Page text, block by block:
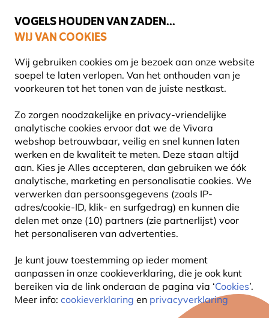
VOGELS HOUDEN VAN ZADEN...
WIJ VAN COOKIES
Wij gebruiken cookies om je bezoek aan onze website
soepel te laten verlopen. Van het onthouden van je
voorkeuren tot het tonen van de juiste nestkast.
Zo zorgen noodzakelijke en privacy-vriendelijke
analytische cookies ervoor dat we de Vivara
webshop betrouwbaar, veilig en snel kunnen laten
werken en de kwaliteit te meten. Deze staan altijd
aan. Kies je Alles accepteren, dan gebruiken we óók
analytische, marketing en personalisatie cookies. We
verwerken dan persoonsgegevens (zoals IP-
adres/cookie-ID, klik- en surfgedrag) en kunnen die
delen met onze (10) partners (zie partnerlijst) voor
het personaliseren van advertenties.
Je kunt jouw toestemming op ieder moment
aanpassen in onze cookieverklaring, die je ook kunt
bereiken via de link onderaan de pagina via ‘Cookies’.
Meer info: cookieverklaring en privacyverklaring
Uitstekend beoordeeld in 11 landen
Gratis thuisbezorgd vanaf €49